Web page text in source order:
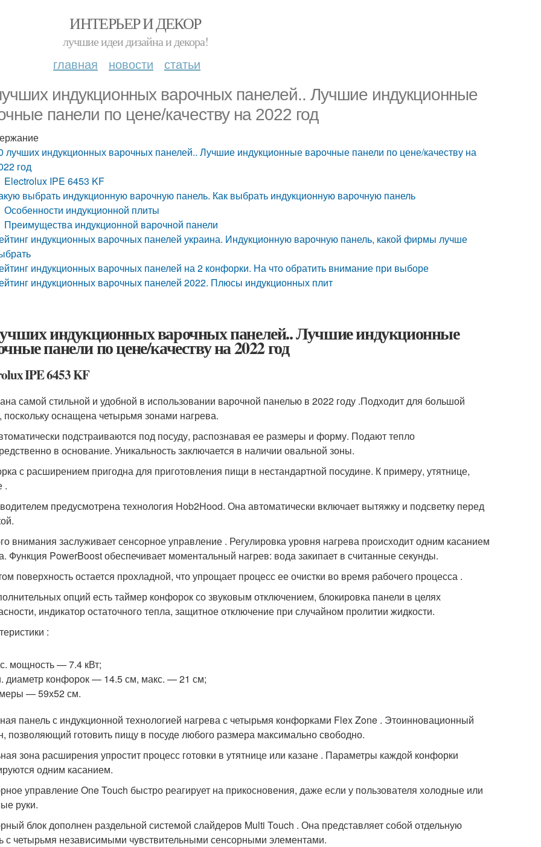
ИНТЕРЬЕР И ДЕКОР
лучшие идеи дизайна и декора!
главная новости статьи
индукционных варочных панелей.. Лучшие индукционные
панели по цене/качеству на 2022 год
лучших индукционных варочных панелей.. Лучшие индукционные варочные панели по цене/качеству на
год
Electrolux IPE 6453 KF
выбрать индукционную варочную панель. Как выбрать индукционную варочную панель
Особенности индукционной плиты
Преимущества индукционной варочной панели
индукционных варочных панелей украина. Индукционную варочную панель, какой фирмы лучше
индукционных варочных панелей на 2 конфорки. На что обратить внимание при выборе
индукционных варочных панелей 2022. Плюсы индукционных плит
индукционных варочных панелей.. Лучшие индукционные
панели по цене/качеству на 2022 год
IPE 6453 KF
самой стильной и удобной в использовании варочной панелью в 2022 году .Подходит для большой
поскольку оснащена четырьмя зонами нагрева.
подстраиваются под посуду, распознавая ее размеры и форму. Подают тепло
в основание. Уникальность заключается в наличии овальной зоны.
с расширением пригодна для приготовления пищи в нестандартной посудине. К примеру, утятнице,
.
предусмотрена технология Hob2Hood. Она автоматически включает вытяжку и подсветку перед
внимания заслуживает сенсорное управление . Регулировка уровня нагрева происходит одним касанием
Функция PowerBoost обеспечивает моментальный нагрев: вода закипает в считанные секунды.
поверхность остается прохладной, что упрощает процесс ее очистки во время рабочего процесса .
опций есть таймер конфорок со звуковым отключением, блокировка панели в целях
индикатор остаточного тепла, защитное отключение при случайном пролитии жидкости.
:
мощность — 7.4 кВт;
диаметр конфорок — 14.5 см, макс. — 21 см;
— 59х52 см.
панель с индукционной технологией нагрева с четырьмя конфорками Flex Zone . Этоинновационный
позволяющий готовить пищу в посуде любого размера максимально свободно.
зона расширения упростит процесс готовки в утятнице или казане . Параметры каждой конфорки
одним касанием.
управление One Touch быстро реагирует на прикосновения, даже если у пользователя холодные или
руки.
блок дополнен раздельной системой слайдеров Multi Touch . Она представляет собой отдельную
с четырьмя независимыми чувствительными сенсорными элементами.